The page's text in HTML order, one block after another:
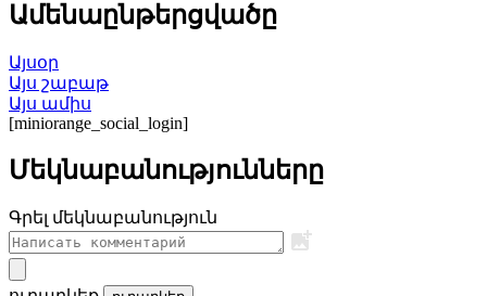
Ամենաընթերցվածը
Այսօր
Այս շաբաթ
Այս ամիս
[miniorange_social_login]
Մեկնաբանությունները
Գրել մեկնաբանություն